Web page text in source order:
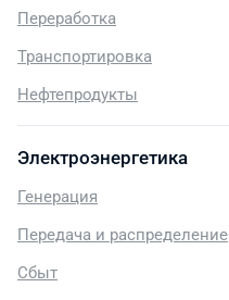
Переработка
Транспортировка
Нефтепродукты
Электроэнергетика
Генерация
Передача и распределение
Сбыт